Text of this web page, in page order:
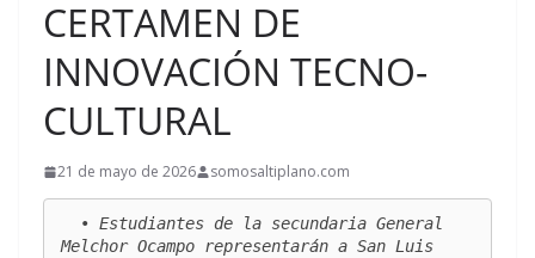
CERTAMEN DE
INNOVACIÓN TECNO-
CULTURAL
21 de mayo de 2026 somosaltiplano.com
Melchor Ocampo representarán a San Luis